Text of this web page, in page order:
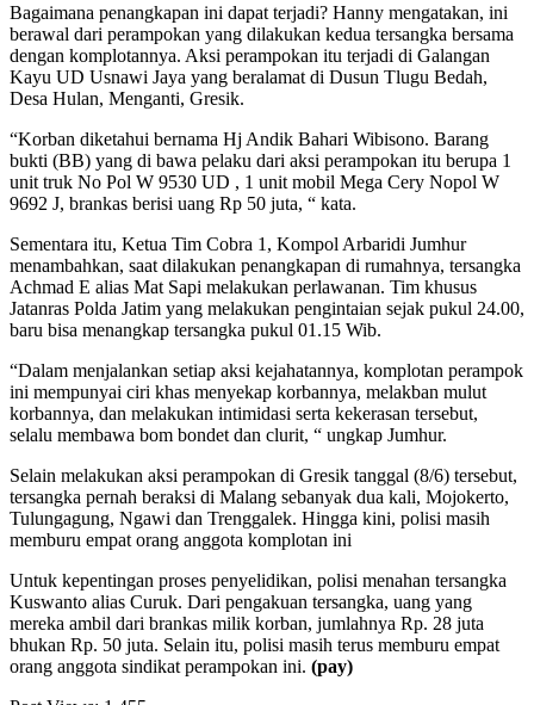
Bagaimana penangkapan ini dapat terjadi? Hanny mengatakan, ini
berawal dari perampokan yang dilakukan kedua tersangka bersama
dengan komplotannya. Aksi perampokan itu terjadi di Galangan
Kayu UD Usnawi Jaya yang beralamat di Dusun Tlugu Bedah,
Desa Hulan, Menganti, Gresik.
“Korban diketahui bernama Hj Andik Bahari Wibisono. Barang
bukti (BB) yang di bawa pelaku dari aksi perampokan itu berupa 1
unit truk No Pol W 9530 UD , 1 unit mobil Mega Cery Nopol W
9692 J, brankas berisi uang Rp 50 juta, “ kata.
Sementara itu, Ketua Tim Cobra 1, Kompol Arbaridi Jumhur
menambahkan, saat dilakukan penangkapan di rumahnya, tersangka
Achmad E alias Mat Sapi melakukan perlawanan. Tim khusus
Jatanras Polda Jatim yang melakukan pengintaian sejak pukul 24.00,
baru bisa menangkap tersangka pukul 01.15 Wib.
“Dalam menjalankan setiap aksi kejahatannya, komplotan perampok
ini mempunyai ciri khas menyekap korbannya, melakban mulut
korbannya, dan melakukan intimidasi serta kekerasan tersebut,
selalu membawa bom bondet dan clurit, “ ungkap Jumhur.
Selain melakukan aksi perampokan di Gresik tanggal (8/6) tersebut,
tersangka pernah beraksi di Malang sebanyak dua kali, Mojokerto,
Tulungagung, Ngawi dan Trenggalek. Hingga kini, polisi masih
memburu empat orang anggota komplotan ini
Untuk kepentingan proses penyelidikan, polisi menahan tersangka
Kuswanto alias Curuk. Dari pengakuan tersangka, uang yang
mereka ambil dari brankas milik korban, jumlahnya Rp. 28 juta
bhukan Rp. 50 juta. Selain itu, polisi masih terus memburu empat
orang anggota sindikat perampokan ini. (pay)